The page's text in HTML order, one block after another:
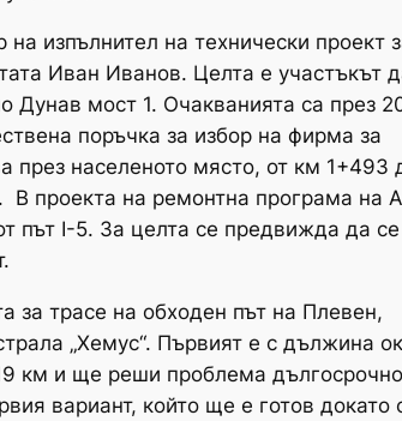
изпълнител на технически проект
Иван Иванов. Целта е участъкът
Дунав мост 1. Очакванията са през
поръчка за избор на фирма за
през населеното място, от км 1+493
В проекта на ремонтна програма на
път I-5. За целта се предвижда да се
за трасе на обходен път на Плевен,
„Хемус“. Първият е с дължина
км и ще реши проблема
вариант, който ще е готов докато